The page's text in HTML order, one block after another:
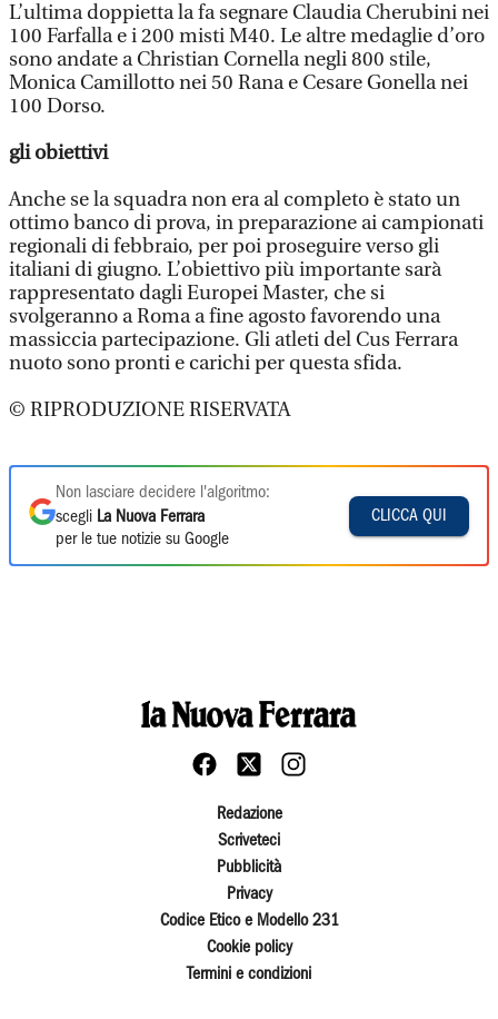
L’ultima doppietta la fa segnare Claudia Cherubini nei
100 Farfalla e i 200 misti M40. Le altre medaglie d’oro
sono andate a Christian Cornella negli 800 stile,
Monica Camillotto nei 50 Rana e Cesare Gonella nei
100 Dorso.
gli obiettivi
Anche se la squadra non era al completo è stato un
ottimo banco di prova, in preparazione ai campionati
regionali di febbraio, per poi proseguire verso gli
italiani di giugno. L’obiettivo più importante sarà
rappresentato dagli Europei Master, che si
svolgeranno a Roma a fine agosto favorendo una
massiccia partecipazione. Gli atleti del Cus Ferrara
nuoto sono pronti e carichi per questa sfida.
© RIPRODUZIONE RISERVATA
Non lasciare decidere l'algoritmo:
scegli La Nuova Ferrara
per le tue notizie su Google
CLICCA QUI
Redazione
Scriveteci
Pubblicità
Privacy
Codice Etico e Modello 231
Cookie policy
Termini e condizioni